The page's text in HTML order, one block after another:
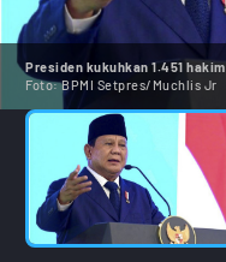
Presiden kukuhkan 1.451 hakim
Foto:BPMI Setpres/Muchlis Jr